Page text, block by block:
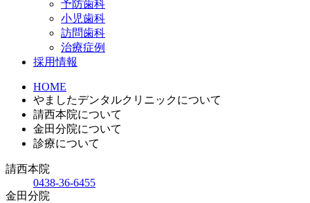
予防歯科
小児歯科
訪問歯科
治療症例
採用情報
HOME
やましたデンタルクリニックについて
請西本院について
金田分院について
診療について
請西本院
0438-36-6455
金田分院